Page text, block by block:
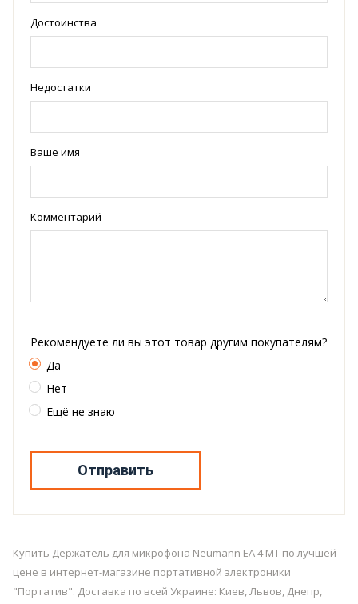
Достоинства
Недостатки
Ваше имя
Комментарий
Рекомендуете ли вы этот товар другим покупателям?
Да
Нет
Ещё не знаю
Отправить
Купить Держатель для микрофона Neumann EA 4 MT по лучшей
цене в интернет-магазине портативной электроники
"Портатив". Доставка по всей Украине: Киев, Львов, Днепр,